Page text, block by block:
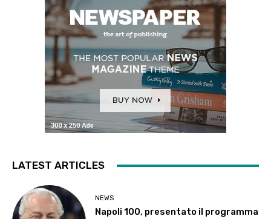
LATEST ARTICLES
NEWS
Napoli 100, presentato il programma